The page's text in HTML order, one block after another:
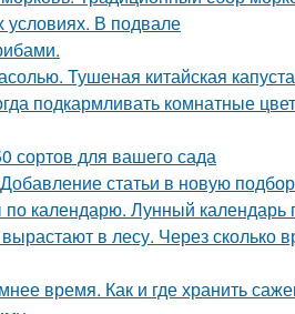
условиях. В подвале
Тушеная китайская
подкармливать комнатные
сортов для вашего сада
статьи в новую
по календарю. Лунный календарь
в лесу. Через
время. Как и где хранить